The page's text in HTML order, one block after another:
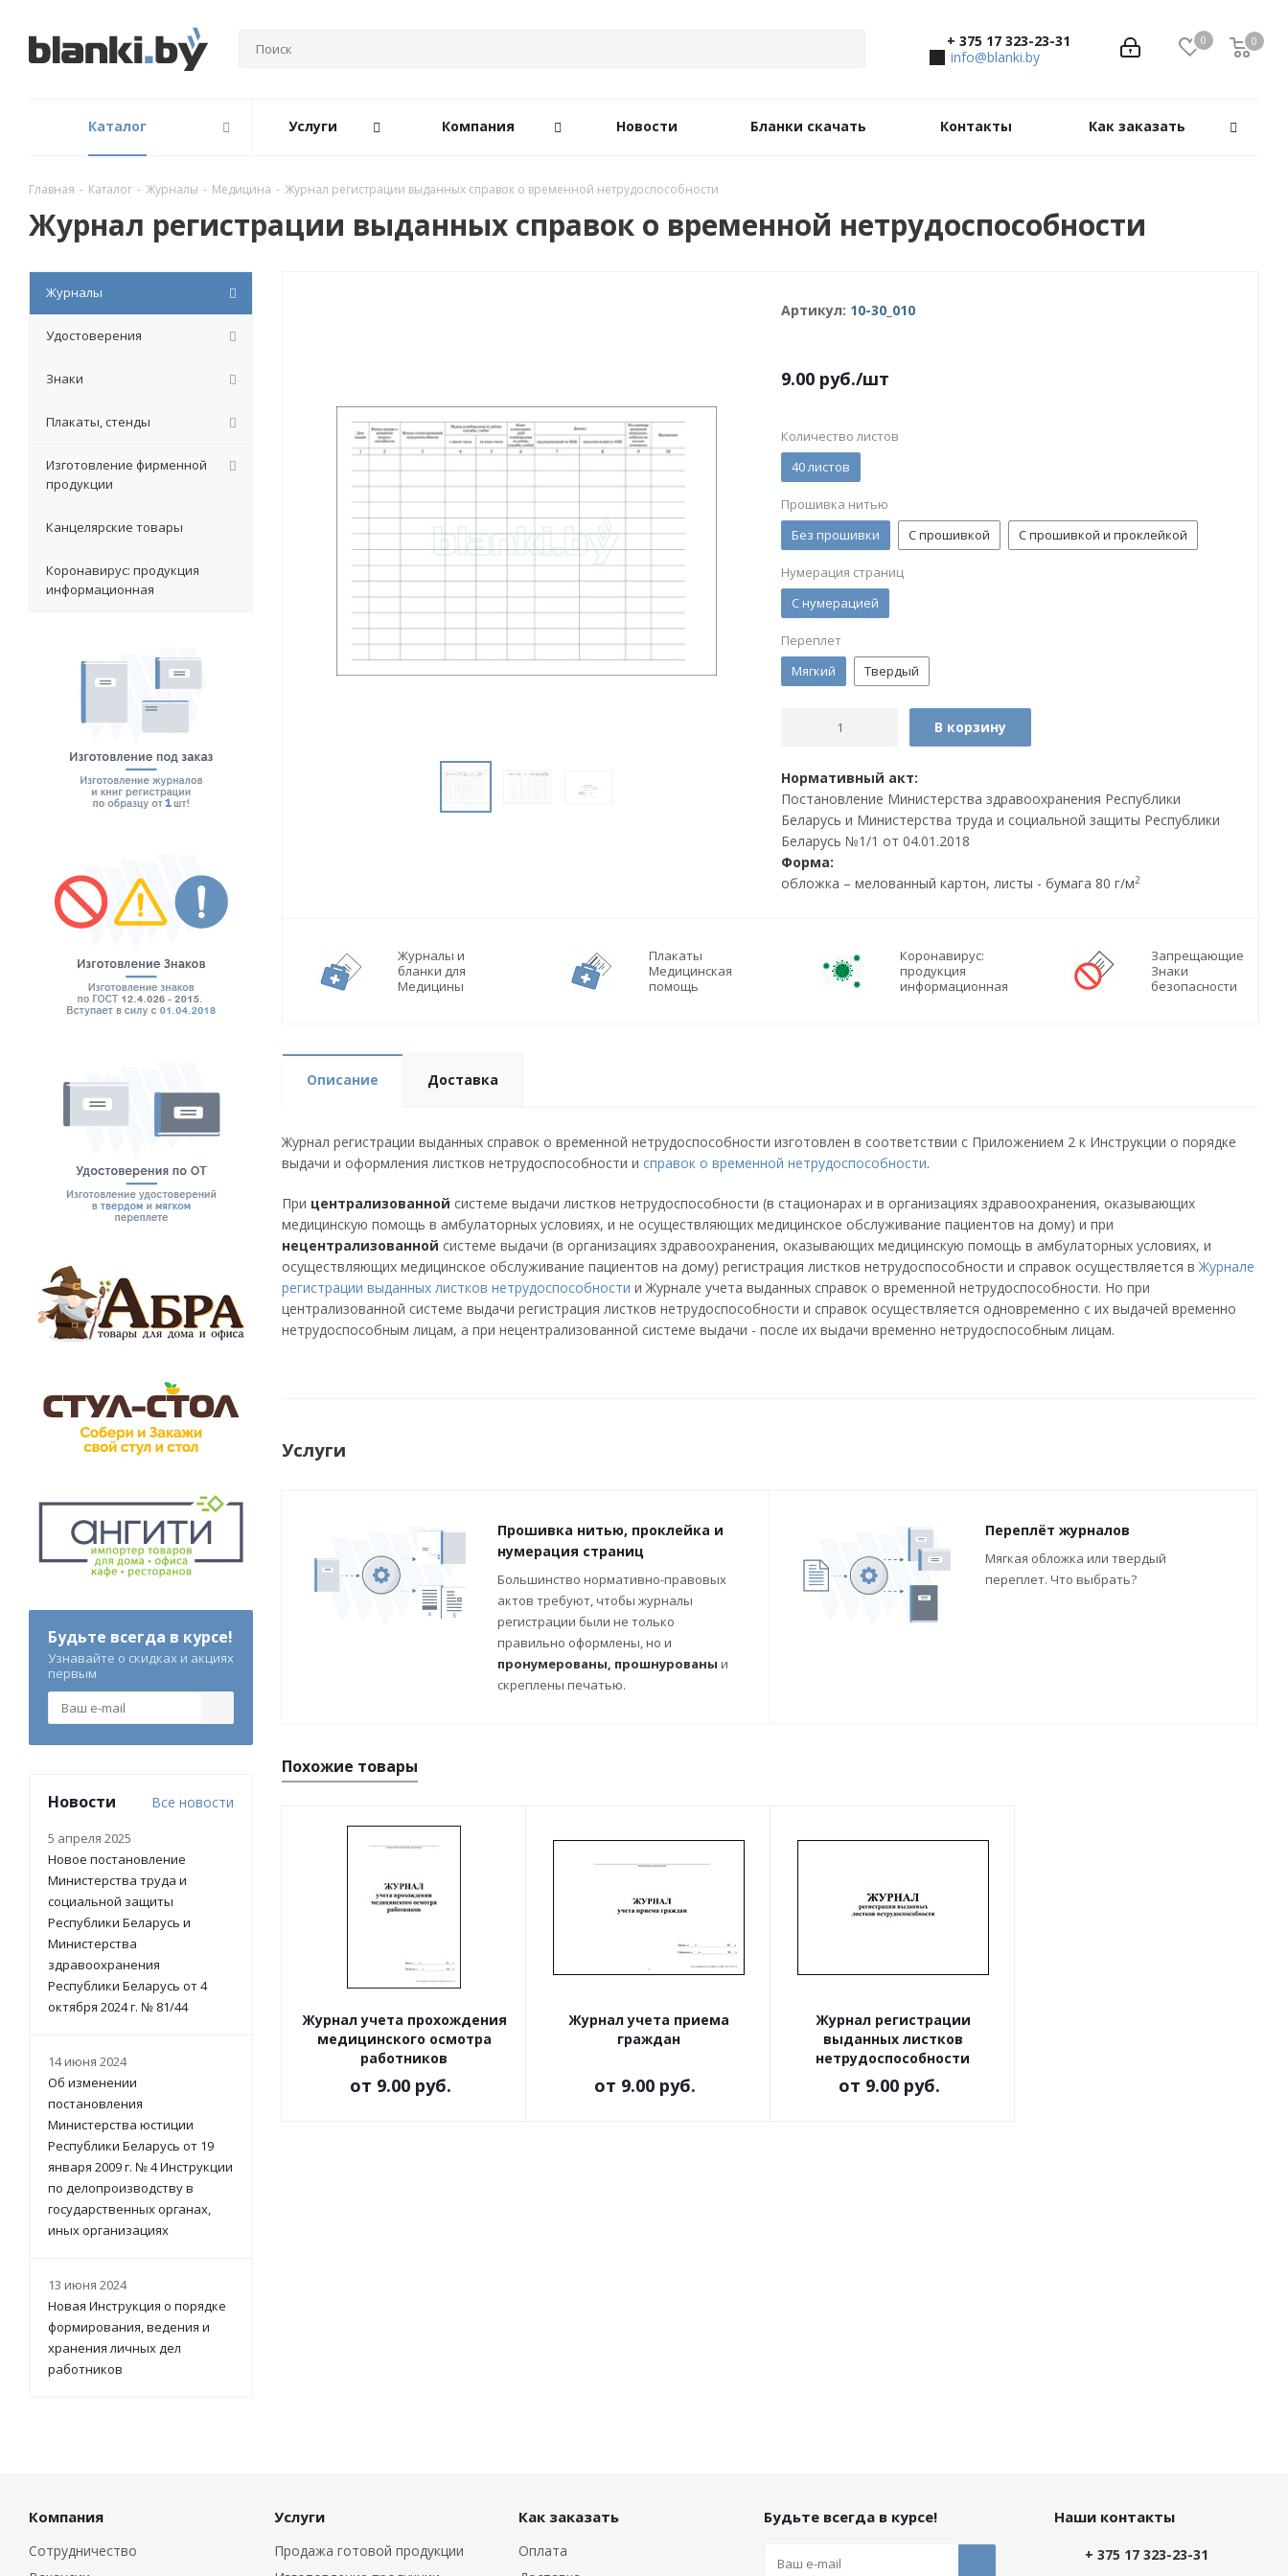
0 0
0
+ 375 17 323-23-31
info@blanki.by
Каталог Услуги Компания Новости Бланки скачать Контакты Как заказать
Главная - Каталог - Журналы - Медицина - Журнал регистрации выданных справок о временной нетрудоспособности
Журнал регистрации выданных справок о временной нетрудоспособности
Артикул: 10-30_010
9.00 руб./шт
Количество листов
40 листов
Прошивка нитью
Без прошивки
С прошивкой С прошивкой и проклейкой
Нумерация страниц
С нумерацией
Переплет
Мягкий
Твердый
В корзину
Нормативный акт:
Постановление Министерства здравоохранения Республики
Беларусь и Министерства труда и социальной защиты Республики
Беларусь №1/1 от 04.01.2018
Форма:
обложка – мелованный картон, листы - бумага 80 г/м2
Журналы и
бланки для
Медицины
Плакаты
Медицинская
помощь
Коронавирус:
продукция
информационная
Запрещающие
Знаки
безопасности
Описание Доставка
Журнал регистрации выданных справок о временной нетрудоспособности изготовлен в соответствии с Приложением 2 к Инструкции о порядке
выдачи и оформления листков нетрудоспособности и справок о временной нетрудоспособности.
При централизованной системе выдачи листков нетрудоспособности (в стационарах и в организациях здравоохранения, оказывающих
медицинскую помощь в амбулаторных условиях, и не осуществляющих медицинское обслуживание пациентов на дому) и при
нецентрализованной системе выдачи (в организациях здравоохранения, оказывающих медицинскую помощь в амбулаторных условиях, и
осуществляющих медицинское обслуживание пациентов на дому) регистрация листков нетрудоспособности и справок осуществляется вЖурнале
регистрации выданных листков нетрудоспособности и Журнале учета выданных справок о временной нетрудоспособности. Но при
централизованной системе выдачи регистрация листков нетрудоспособности и справок осуществляется одновременно с их выдачей временно
нетрудоспособным лицам, а при нецентрализованной системе выдачи - после их выдачи временно нетрудоспособным лицам.
Услуги
Прошивка нитью, проклейка и
нумерация страниц
Большинство нормативно-правовых
актов требуют, чтобы журналы
регистрации были не только
правильно оформлены, но и
пронумерованы, прошнурованы и
скреплены печатью.
Переплёт журналов
Мягкая обложка или твердый
переплет. Что выбрать?
Похожие товары
Журнал учета прохождения
медицинского осмотра
работников
от 9.00 руб.
Журнал учета приема
граждан
от 9.00 руб.
Журнал регистрации
выданных листков
нетрудоспособности
от 9.00 руб.
Журналы
Удостоверения
Знаки
Плакаты, стенды
Изготовление фирменной
продукции
Канцелярские товары
Коронавирус: продукция
информационная
Будьте всегда в курсе!
Узнавайте о скидках и акциях
первым
Новости Все новости
5 апреля 2025
Новое постановление
Министерства труда и
социальной защиты
Республики Беларусь и
Министерства
здравоохранения
Республики Беларусь от 4
октября 2024 г. № 81/44
14 июня 2024
Об изменении
постановления
Министерства юстиции
Республики Беларусь от 19
января 2009 г. № 4 Инструкции
по делопроизводству в
государственных органах,
иных организациях
13 июня 2024
Новая Инструкция о порядке
формирования, ведения и
хранения личных дел
работников
Компания
Сотрудничество
Услуги
Продажа готовой продукции
Как заказать
Оплата
Будьте всегда в курсе! Наши контакты
+ 375 17 323-23-31